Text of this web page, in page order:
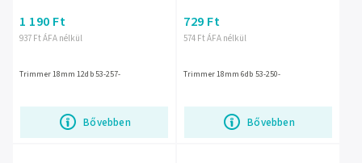
937 Ft ÁFA nélkül
1 190 Ft
Bővebben
Trimmer 18mm 12db 53-257-
574 Ft ÁFA nélkül
729 Ft
Bővebben
Trimmer 18mm 6db 53-250-